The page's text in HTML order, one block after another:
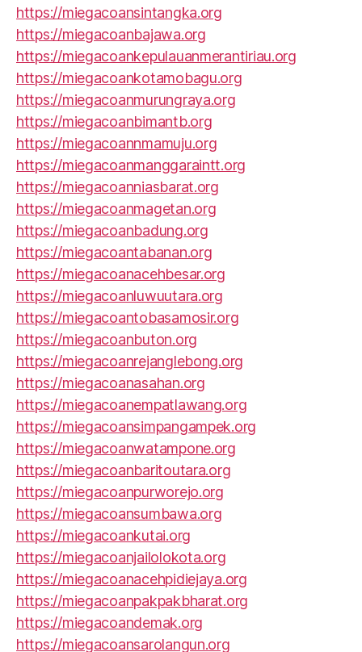
https://miegacoansintangka.org
https://miegacoanbajawa.org
https://miegacoankepulauanmerantiriau.org
https://miegacoankotamobagu.org
https://miegacoanmurungraya.org
https://miegacoanbimantb.org
https://miegacoannmamuju.org
https://miegacoanmanggaraintt.org
https://miegacoanniasbarat.org
https://miegacoanmagetan.org
https://miegacoanbadung.org
https://miegacoantabanan.org
https://miegacoanacehbesar.org
https://miegacoanluwuutara.org
https://miegacoantobasamosir.org
https://miegacoanbuton.org
https://miegacoanrejanglebong.org
https://miegacoanasahan.org
https://miegacoanempatlawang.org
https://miegacoansimpangampek.org
https://miegacoanwatampone.org
https://miegacoanbaritoutara.org
https://miegacoanpurworejo.org
https://miegacoansumbawa.org
https://miegacoankutai.org
https://miegacoanjailolokota.org
https://miegacoanacehpidiejaya.org
https://miegacoanpakpakbharat.org
https://miegacoandemak.org
https://miegacoansarolangun.org